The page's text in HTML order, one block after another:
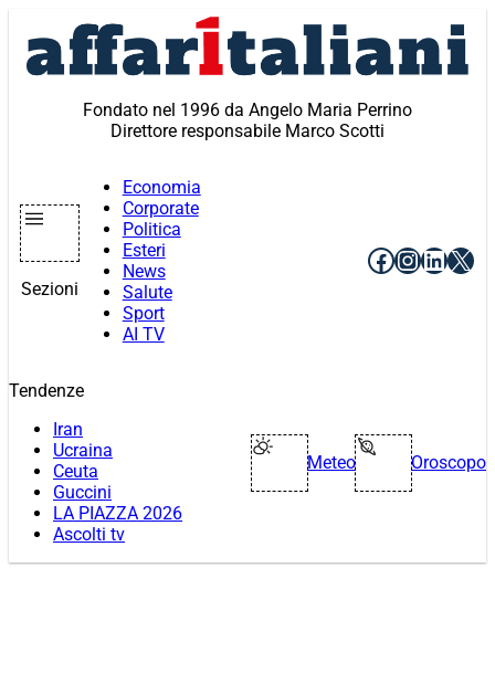
contenuto
Fondato nel 1996 da Angelo Maria Perrino
Direttore responsabile Marco Scotti
Sezioni
Economia
Corporate
Politica
Esteri
News
Salute
Sport
AI TV
Facebook
X
Tendenze
Iran
Ucraina
Ceuta
Guccini
LA PIAZZA 2026
Ascolti tv
Meteo Oroscopo